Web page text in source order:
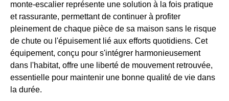
monte-escalier représente une solution à la fois pratique
et rassurante, permettant de continuer à profiter
pleinement de chaque pièce de sa maison sans le risque
de chute ou l'épuisement lié aux efforts quotidiens. Cet
équipement, conçu pour s'intégrer harmonieusement
dans l'habitat, offre une liberté de mouvement retrouvée,
essentielle pour maintenir une bonne qualité de vie dans
la durée.